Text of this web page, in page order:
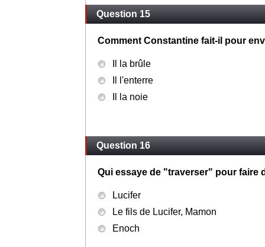
Question 15
Comment Constantine fait-il pour
Il la brûle
Il l'enterre
Il la noie
Question 16
Qui essaye de "traverser" pour faire
Lucifer
Le fils de Lucifer, Mamon
Enoch